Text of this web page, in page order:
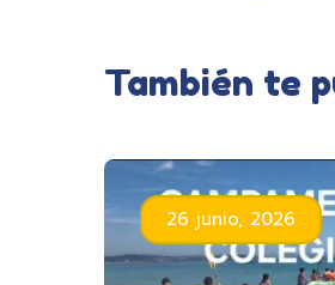
También te
26 junio, 2026